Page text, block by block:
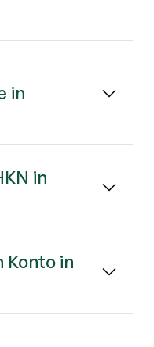
in
in
Konto in